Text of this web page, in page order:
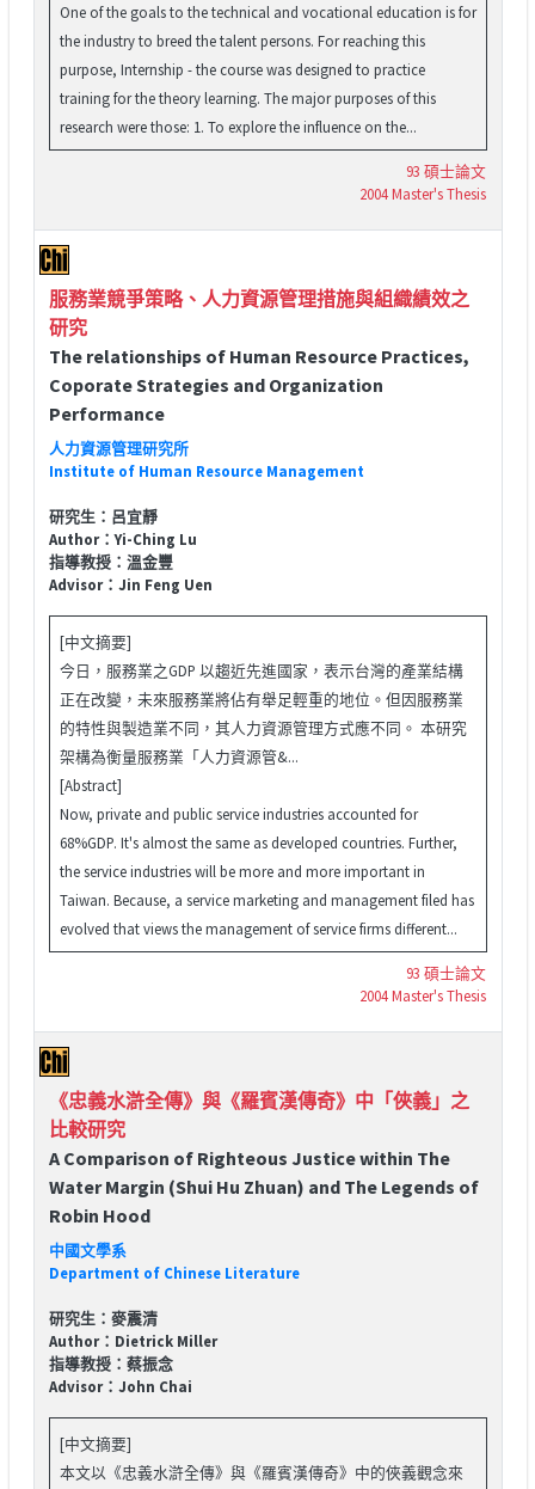
One of the goals to the technical and vocational education is for
the industry to breed the talent persons. For reaching this
purpose, Internship - the course was designed to practice
training for the theory learning. The major purposes of this
research were those: 1. To explore the influence on the...
93 碩士論文
2004 Master's Thesis
服務業競爭策略、人力資源管理措施與組織績效之
研究
The relationships of Human Resource Practices,
Coporate Strategies and Organization
Performance
人力資源管理研究所
Institute of Human Resource Management
研究生：呂宜靜
Author：Yi-Ching Lu
指導教授：溫金豐
Advisor：Jin Feng Uen
[中文摘要]
今日，服務業之GDP 以趨近先進國家，表示台灣的產業結構
正在改變，未來服務業將佔有舉足輕重的地位。但因服務業
的特性與製造業不同，其人力資源管理方式應不同。 本研究
架構為衡量服務業「人力資源管&...
[Abstract]
Now, private and public service industries accounted for
68%GDP. It's almost the same as developed countries. Further,
the service industries will be more and more important in
Taiwan. Because, a service marketing and management filed has
evolved that views the management of service firms different...
93 碩士論文
2004 Master's Thesis
《忠義水滸全傳》與《羅賓漢傳奇》中「俠義」之
比較研究
A Comparison of Righteous Justice within The
Water Margin (Shui Hu Zhuan) and The Legends of
Robin Hood
中國文學系
Department of Chinese Literature
研究生：麥震清
Author：Dietrick Miller
指導教授：蔡振念
Advisor：John Chai
[中文摘要]
本文以《忠義水滸全傳》與《羅賓漢傳奇》中的俠義觀念來